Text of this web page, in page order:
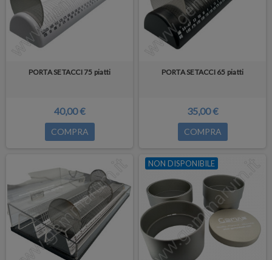
PORTA SETACCI 75 piatti
40,00 €
COMPRA
PORTA SETACCI 65 piatti
35,00 €
COMPRA
NON DISPONIBILE